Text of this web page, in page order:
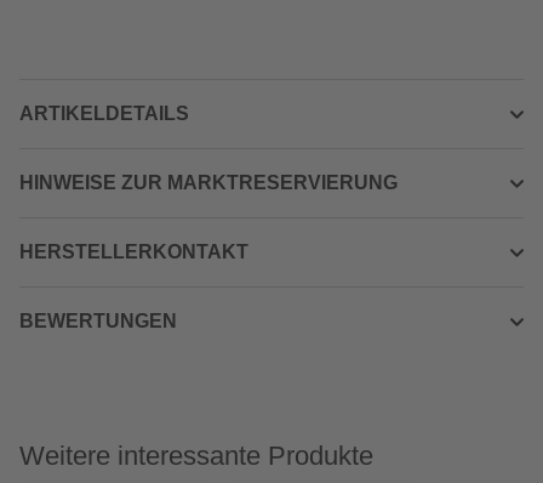
ARTIKELDETAILS
HINWEISE ZUR MARKTRESERVIERUNG
HERSTELLERKONTAKT
BEWERTUNGEN
Weitere interessante Produkte